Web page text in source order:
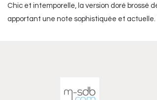
Chic et intemporelle, la version doré brossé
apportant une note sophistiquée et